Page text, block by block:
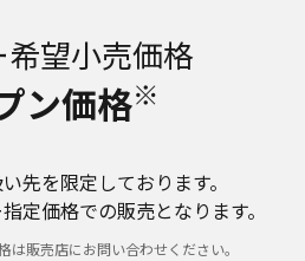
希望小売価格
ン価格※
先を限定しております。
定価格での販売となります。
販売店にお問い合わせください。